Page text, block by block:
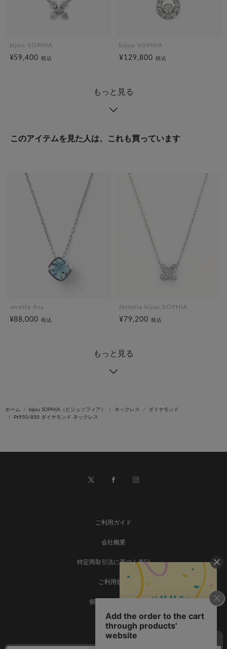
bijou SOPHIA
¥59,400税込
bijou SOPHIA
¥129,800 税込
もっと見る
このアイテムを見た人は、これも買っています
veretta 8va
¥88,000税込
festaria bijou SOPHIA
¥79,200 税込
もっと見る
ホーム bijou SOPHIA（ビジュソフィア） ネックレス
ダイヤモンド
Pt950/850 ダイヤモンド ネックレス
ご利用ガイド
会社概要
特定商取引法に基づく表記
ご利用規約
個人情報保護方針
お問い合わせ